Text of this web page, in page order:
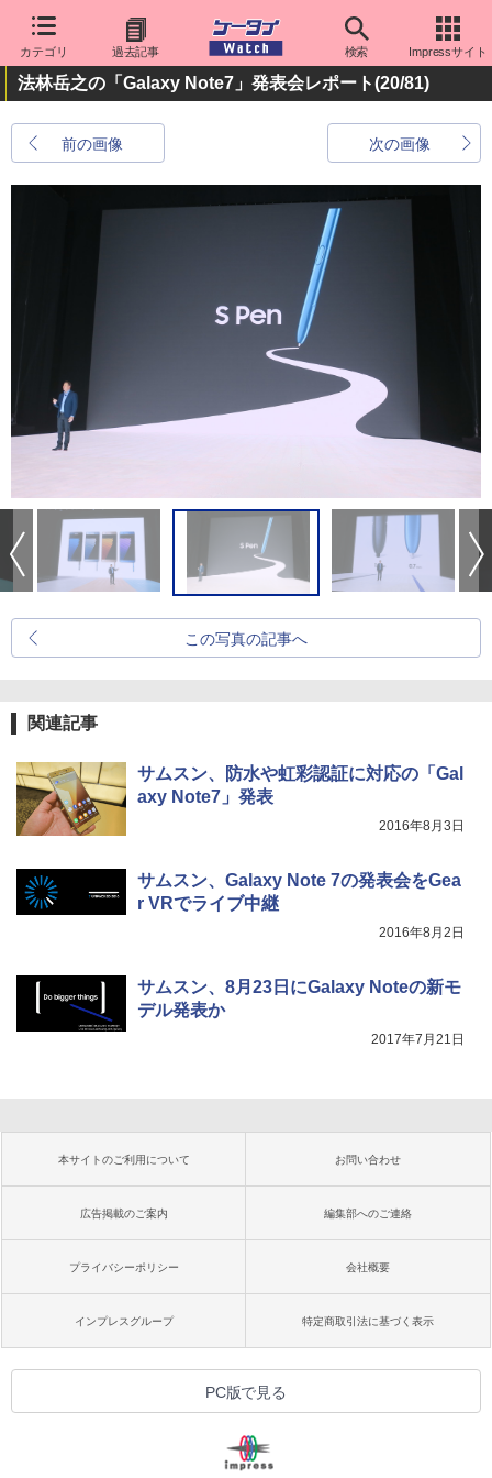
カテゴリ 過去記事 検索 Impressサイト
法林岳之の「Galaxy Note7」発表会レポート(20/81)
前の画像 次の画像
この写真の記事へ
関連記事
サムスン、防水や虹彩認証に対応の「Gal
axy Note7」発表
2016年8月3日
サムスン、Galaxy Note 7の発表会をGea
r VRでライブ中継
2016年8月2日
サムスン、8月23日にGalaxy Noteの新モ
デル発表か
2017年7月21日
本サイトのご利用について お問い合わせ
広告掲載のご案内 編集部へのご連絡
プライバシーポリシー 会社概要
インプレスグループ 特定商取引法に基づく表示
PC版で見る